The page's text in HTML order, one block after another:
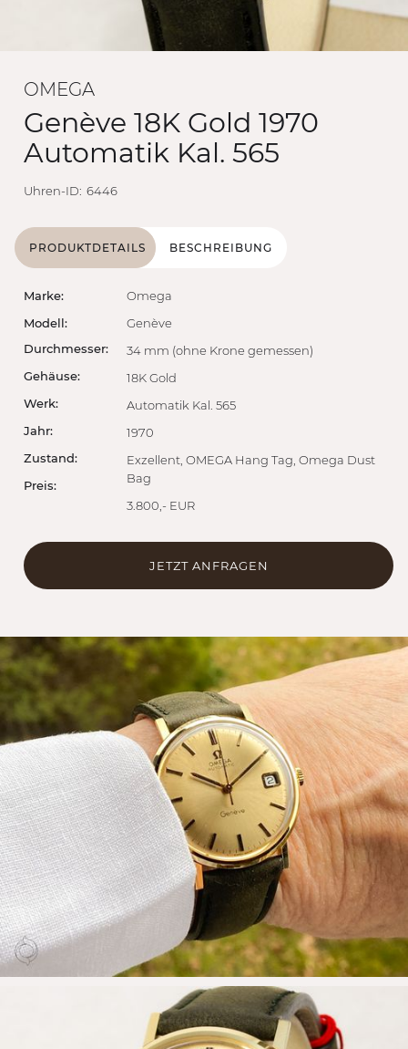
OMEGA
Genève 18K Gold 1970
Automatik Kal. 565
Uhren-ID: 6446
PRODUKTDETAILS BESCHREIBUNG
Marke:
Modell:
Durchmesser:
Gehäuse:
Werk:
Jahr:
Zustand:
Preis:
Omega
Genève
34 mm (ohne Krone gemessen)
18K Gold
Automatik Kal. 565
1970
Exzellent, OMEGA Hang Tag, Omega Dust
Bag
3.800,- EUR
JETZT ANFRAGEN